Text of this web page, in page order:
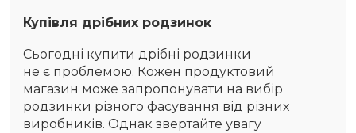
Купівля дрібних родзинок
Сьогодні купити дрібні родзинки
не є проблемою. Кожен продуктовий
магазин може запропонувати на вибір
родзинки різного фасування від різних
виробників. Однак звертайте увагу